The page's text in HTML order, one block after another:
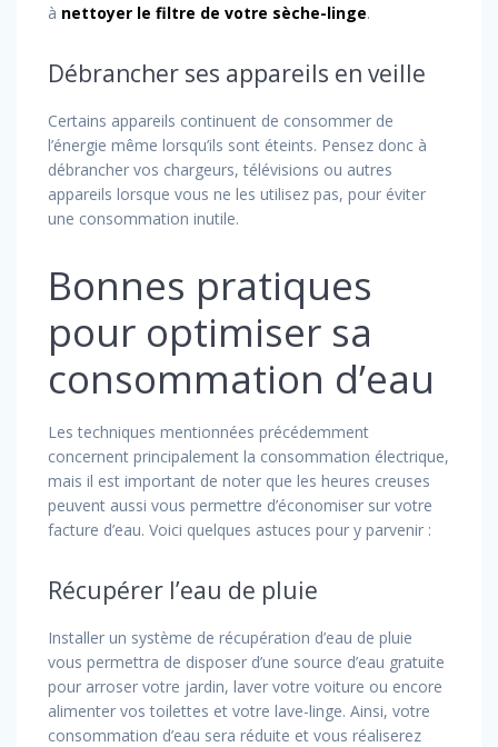
à nettoyer le filtre de votre sèche-linge.
Débrancher ses appareils en veille
Certains appareils continuent de consommer de
l’énergie même lorsqu’ils sont éteints. Pensez donc à
débrancher vos chargeurs, télévisions ou autres
appareils lorsque vous ne les utilisez pas, pour éviter
une consommation inutile.
Bonnes pratiques
pour optimiser sa
consommation d’eau
Les techniques mentionnées précédemment
concernent principalement la consommation électrique,
mais il est important de noter que les heures creuses
peuvent aussi vous permettre d’économiser sur votre
facture d’eau. Voici quelques astuces pour y parvenir :
Récupérer l’eau de pluie
Installer un système de récupération d’eau de pluie
vous permettra de disposer d’une source d’eau gratuite
pour arroser votre jardin, laver votre voiture ou encore
alimenter vos toilettes et votre lave-linge. Ainsi, votre
consommation d’eau sera réduite et vous réaliserez